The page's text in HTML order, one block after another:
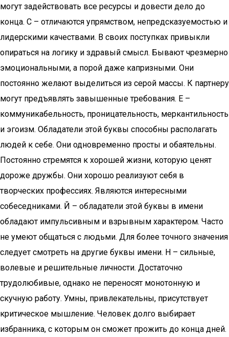
могут задействовать все ресурсы и довести дело до
конца. С – отличаются упрямством, непредсказуемостью и
лидерскими качествами. В своих поступках привыкли
опираться на логику и здравый смысл. Бывают чрезмерно
эмоциональными, а порой даже капризными. Они
постоянно желают выделиться из серой массы. К партнеру
могут предъявлять завышенные требования. Е –
коммуникабельность, проницательность, меркантильность
и эгоизм. Обладатели этой буквы способны располагать
людей к себе. Они одновременно просты и обаятельны.
Постоянно стремятся к хорошей жизни, которую ценят
дороже дружбы. Они хорошо реализуют себя в
творческих профессиях. Являются интересными
собеседниками. Й – обладатели этой буквы в имени
обладают импульсивным и взрывным характером. Часто
не умеют общаться с людьми. Для более точного значения
следует смотреть на другие буквы имени. Н – сильные,
волевые и решительные личности. Достаточно
трудолюбивые, однако не переносят монотонную и
скучную работу. Умны, привлекательны, присутствует
критическое мышление. Человек долго выбирает
избранника, с которым он сможет прожить до конца дней.